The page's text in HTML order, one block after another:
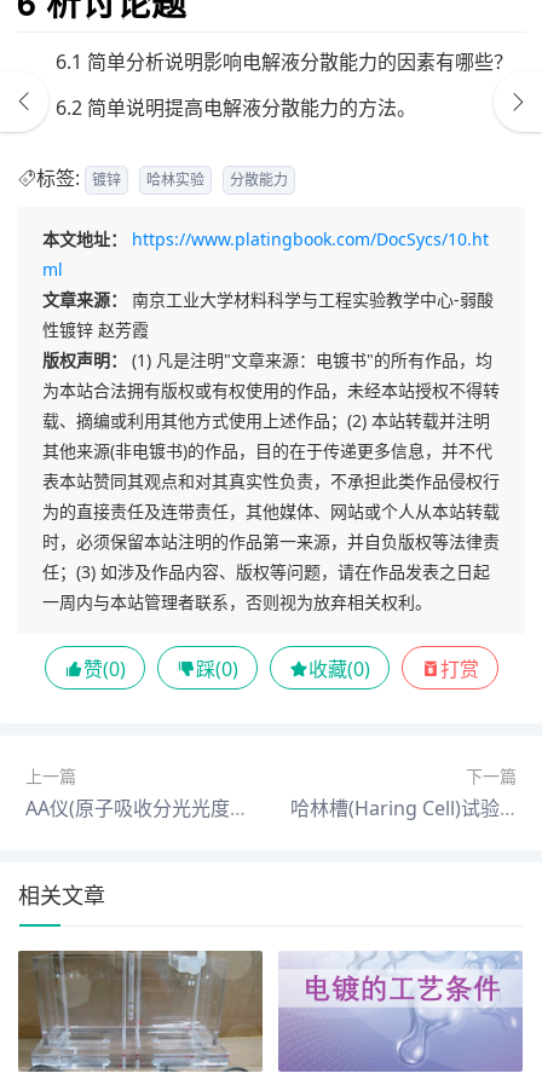
6.1 简单分析说明影响电解液分散能力的因素有哪些？
6.2 简单说明提高电解液分散能力的方法。
标签: 镀锌 哈林实验 分散能力
本文地址：
https://www.platingbook.com/DocSycs/10.ht
ml
文章来源：
南京工业大学材料科学与工程实验教学中心-弱酸
性镀锌 赵芳霞
版权声明：
(1) 凡是注明"文章来源：电镀书"的所有作品，均
为本站合法拥有版权或有权使用的作品，未经本站授权不得转
载、摘编或利用其他方式使用上述作品；(2) 本站转载并注明
其他来源(非电镀书)的作品，目的在于传递更多信息，并不代
表本站赞同其观点和对其真实性负责，不承担此类作品侵权行
为的直接责任及连带责任，其他媒体、网站或个人从本站转载
时，必须保留本站注明的作品第一来源，并自负版权等法律责
任；(3) 如涉及作品内容、版权等问题，请在作品发表之日起
一周内与本站管理者联系，否则视为放弃相关权利。
赞(0) 踩(0) 收藏(0) 打赏
上一篇
AA仪(原子吸收分光光度计)操作指导书
下一篇
哈林槽(Haring Cell)试验的应用
相关文章